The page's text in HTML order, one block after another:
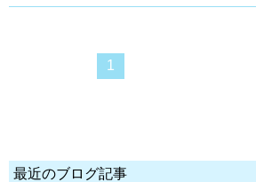
1
最近のブログ記事